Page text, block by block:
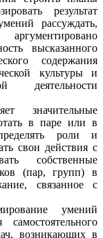
результат
рассуждать,
высказанного
содержания
культуры и
деятельности
значительные
в паре или в
роли и
свои действия с
собственные
(пар, групп) в
связанное с
умений
возникающих в